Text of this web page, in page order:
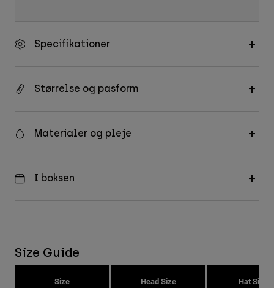
Specifikationer
Størrelse og pasform
Materialer og pleje
I boksen
Size Guide
Size Head Size Hat Size